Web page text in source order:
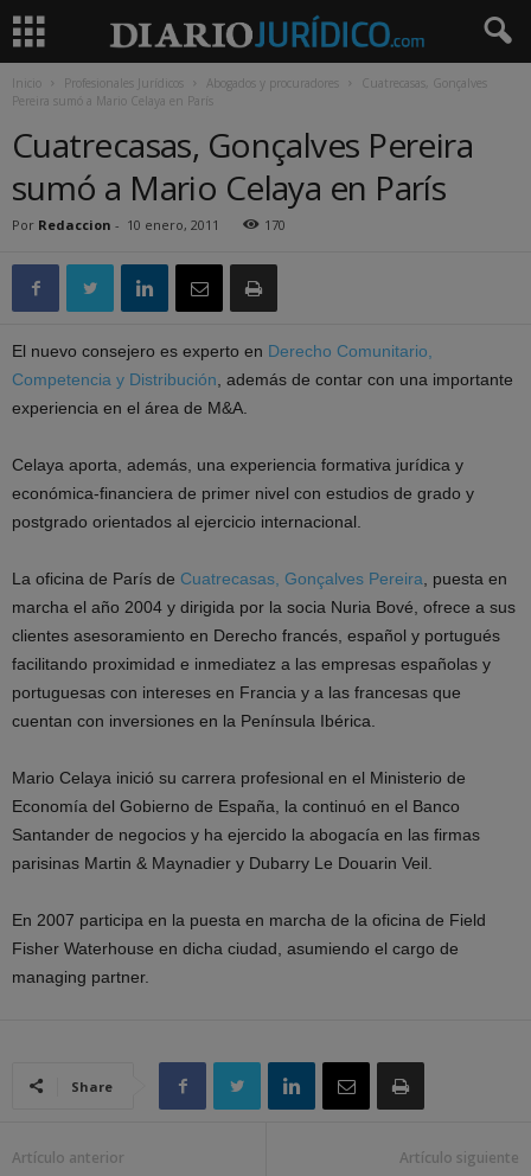
Inicio Profesionales Jurídicos Abogados y procuradores
Cuatrecasas, Gonçalves
Pereira sumó a Mario Celaya en París
Cuatrecasas, Gonçalves Pereira
sumó a Mario Celaya en París
Por Redaccion - 10 enero, 2011 170
El nuevo consejero es experto en Derecho Comunitario,
Competencia y Distribución , además de contar con una importante
experiencia en el área de M&A.
Celaya aporta, además, una experiencia formativa jurídica y
económica-financiera de primer nivel con estudios de grado y
postgrado orientados al ejercicio internacional.
La oficina de París de Cuatrecasas, Gonçalves Pereira , puesta en
marcha el año 2004 y dirigida por la socia Nuria Bové, ofrece a sus
clientes asesoramiento en Derecho francés, español y portugués
facilitando proximidad e inmediatez a las empresas españolas y
portuguesas con intereses en Francia y a las francesas que
cuentan con inversiones en la Península Ibérica.
Mario Celaya inició su carrera profesional en el Ministerio de
Economía del Gobierno de España, la continuó en el Banco
Santander de negocios y ha ejercido la abogacía en las firmas
parisinas Martin & Maynadier y Dubarry Le Douarin Veil.
En 2007 participa en la puesta en marcha de la oficina de Field
Fisher Waterhouse en dicha ciudad, asumiendo el cargo de
managing partner.
Share
Artículo anterior Artículo siguiente